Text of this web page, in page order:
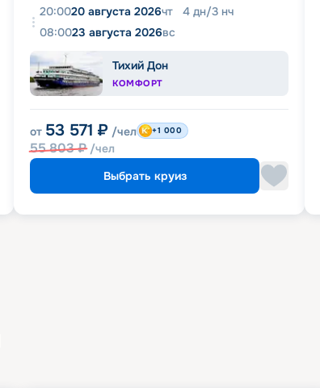
20:0020 августа 2026чт 4 дн/3 нч
08:0023 августа 2026вс
Тихий Дон
КОМФОРТ
от 53 571 ₽ /чел
55 803₽ /чел
+1 000
Выбрать круиз